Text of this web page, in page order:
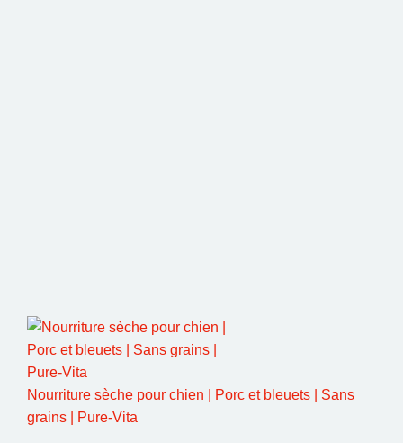
Nourriture sèche pour chien | Porc et bleuets | Sans
grains | Pure-Vita